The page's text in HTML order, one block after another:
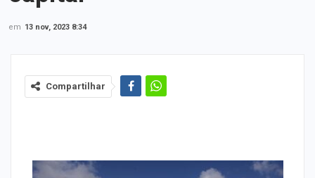
em 13 nov, 2023 8:34
Compartilhar